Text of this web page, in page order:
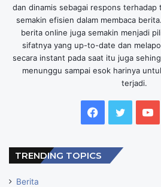
dan dinamis sebagai respons terhadap
semakin efisien dalam membaca
berita online juga semakin menjadi
sifatnya yang up-to-date dan
secara instant pada saat itu juga
menunggu sampai esok harinya
terjadi.
Facebook
Twitter
TRENDING TOPICS
Berita